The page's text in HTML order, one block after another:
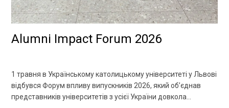
Alumni Impact Forum 2026
1 травня в Українському католицькому університеті у Львові
відбувся Форум впливу випускників 2026, який об’єднав
представників університетів з усієї України довкола